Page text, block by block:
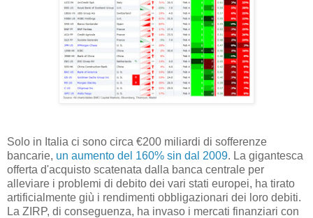
Solo in Italia ci sono circa €200 miliardi di sofferenze
bancarie, un aumento del 160% sin dal 2009. La gigantesca
offerta d'acquisto scatenata dalla banca centrale per
alleviare i problemi di debito dei vari stati europei, ha tirato
artificialmente giù i rendimenti obbligazionari dei loro debiti.
La ZIRP, di conseguenza, ha invaso i mercati finanziari con